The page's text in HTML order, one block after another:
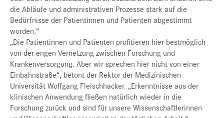
die Abläufe und administrativen Prozesse stark auf die
Bedürfnisse der Patientinnen und Patienten abgestimmt
worden.“
„Die Patientinnen und Patienten profitieren hier bestmöglich
von der engen Vernetzung zwischen Forschung und
Krankenversorgung. Aber wir sprechen hier nicht von einer
Einbahnstraße“, betont der Rektor der Medizinischen
Universität Wolfgang Fleischhacker. „Erkenntnisse aus der
klinischen Anwendung fließen natürlich wieder in die
Forschung zurück und sind für unsere Wissenschaftlerinnen